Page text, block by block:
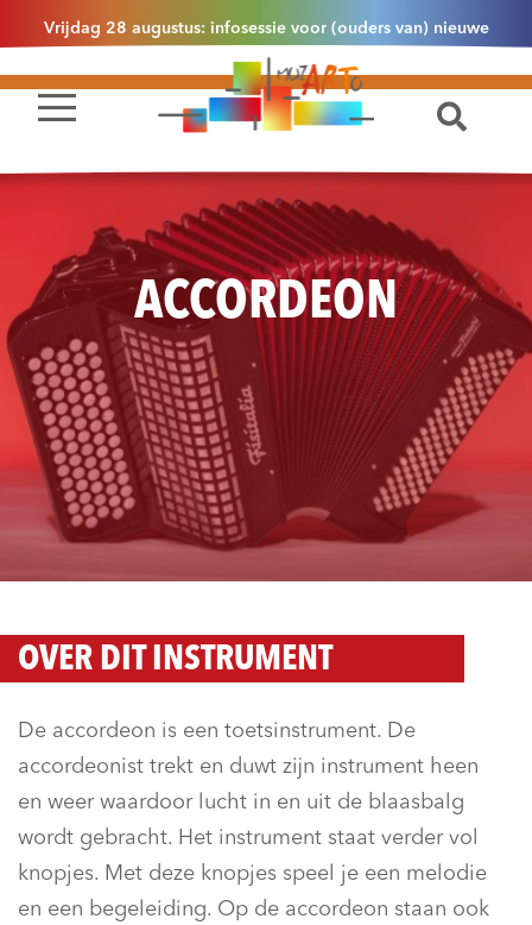
Vrijdag 28 augustus: infosessie voor (ouders van) nieuwe
leerlingen 2.1 om 13u30 in Essen
ACCORDEON
OVER DIT INSTRUMENT
De accordeon is een toetsinstrument. De
accordeonist trekt en duwt zijn instrument heen
en weer waardoor lucht in en uit de blaasbalg
wordt gebracht. Het instrument staat verder vol
knopjes. Met deze knopjes speel je een melodie
en een begeleiding. Op de accordeon staan ook